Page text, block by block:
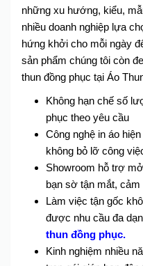
những xu hướng, kiểu,
nhiều doanh nghiệp lựa
hứng khởi cho mỗi ngày
sản phẩm chúng tôi còn
thun đồng phục tại Áo
Không hạn chế số
phục theo yêu cầu
Công nghệ in áo
không bỏ lỡ công
Showroom hỗ trợ
bạn sờ tận mắt,
Làm việc tận gốc
được nhu cầu đa
thun đồng phục.
Kinh nghiệm nhiều